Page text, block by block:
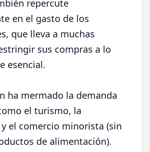
repercute
en el gasto de los
que lleva a muchas
sus compras a lo
esencial.
ha mermado la demanda
el turismo, la
el comercio minorista (sin
de alimentación).